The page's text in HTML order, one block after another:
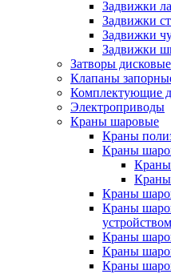
Задвижки
Задвижки
Задвижки
Задвижки
Затворы дисковые
Клапаны
Комплектующие
Электроприводы
Краны шаровые
Краны
Краны
Краны
Краны
Краны
Краны
устройством
Краны
Краны
Краны